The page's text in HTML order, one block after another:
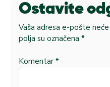
Ostavite
Vaša adresa e-pošte
polja su označena *
Komentar *